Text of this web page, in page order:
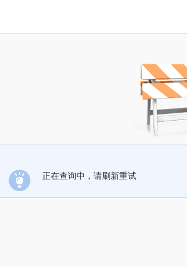
正在查询中，请刷新重试